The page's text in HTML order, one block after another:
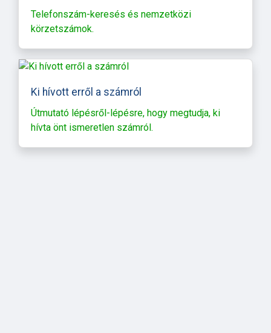
Telefonszám-keresés és nemzetközi
körzetszámok.
Ki hívott erről a számról
Útmutató lépésről-lépésre, hogy megtudja, ki
hívta önt ismeretlen számról.